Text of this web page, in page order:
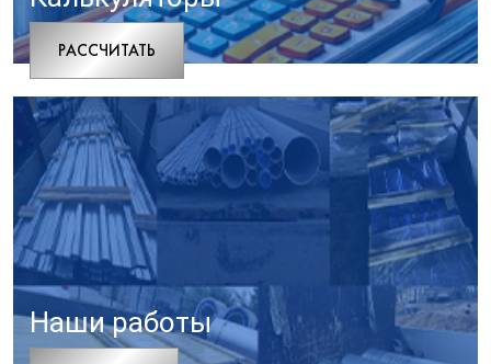
РАCСЧИТАТЬ
Наши работы